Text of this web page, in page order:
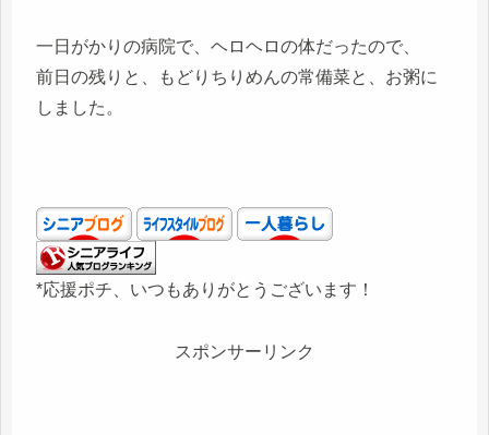
一日がかりの病院で、ヘロヘロの体だったので、
前日の残りと、もどりちりめんの常備菜と、お粥に
しました。
*応援ポチ、いつもありがとうございます！
スポンサーリンク